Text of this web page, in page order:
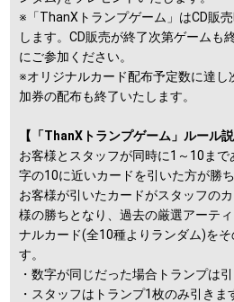
※「ThanXトランプゲーム」はCD販
します。CD販売が終了次第ゲームも
にご参加ください。
※オリジナルカード配布予定数に達し
加券の配布も終了いたします。
【「ThanXトランプゲーム」ルール説
お客様とスタッフが同時に1～10ま
字の10に近いカードを引いた方が勝ち
お客様が引いたカードがスタッフの
様の勝ちとなり、過去の厳選アーテ
ナルカード(全10種よりランダム)を
す。
・数字が同じだった場合トランプは
・スタッフはトランプ1枚のみ引き